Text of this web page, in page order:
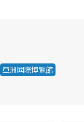
亞洲國際博覽館